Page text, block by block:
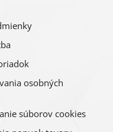
osobných
súborov cookies